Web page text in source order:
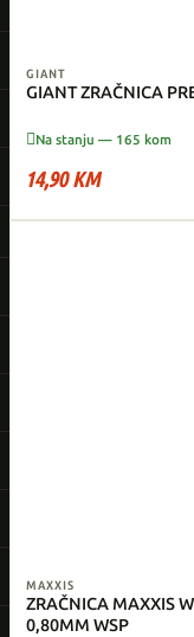
GIANT
Na stanju — 165 kom
14,90 KM
MAXXIS
ZRAČNICA MAXXIS
0,80MM WSP